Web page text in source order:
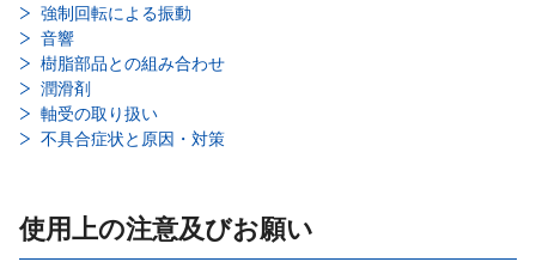
強制回転による振動
音響
樹脂部品との組み合わせ
潤滑剤
軸受の取り扱い
不具合症状と原因・対策
使用上の注意及びお願い